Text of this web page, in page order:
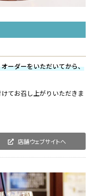
ーダーをいただいてから、
てお召し上がりいただきま
店舗ウェブサイトへ